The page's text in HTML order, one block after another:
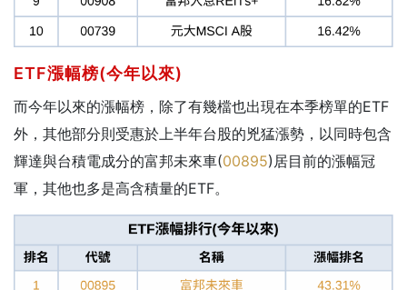
ETF漲幅榜(今年以來)
而今年以來的漲幅榜，除了有幾檔也出現在本季榜單的ETF
外，其他部分則受惠於上半年台股的兇猛漲勢，以同時包含
輝達與台積電成分的富邦未來車(00895)居目前的漲幅冠
軍，其他也多是高含積量的ETF。